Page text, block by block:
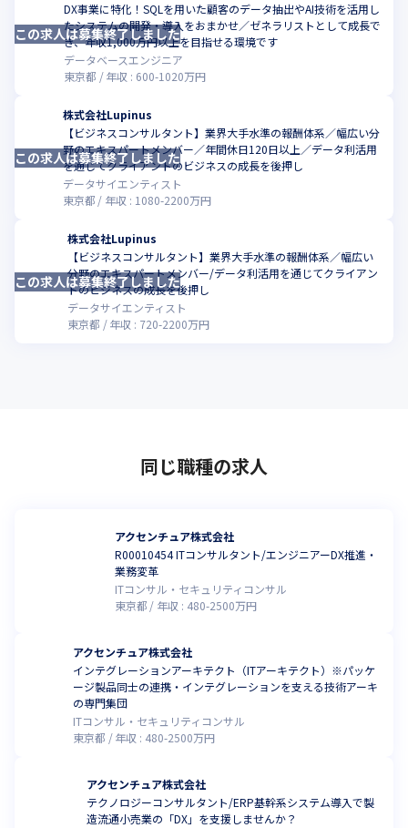
DX事業に特化！SQLを用いた顧客のデータ抽出やAI技術を活用し
たシステムの開発・導入をおまかせ／ゼネラリストとして成長で
き、年収1,000万円以上を目指せる環境です
データベースエンジニア
東京都
年収 : 600-1020万円
この求人は募集終了しました
株式会社Lupinus
【ビジネスコンサルタント】業界大手水準の報酬体系／幅広い分
野のエキスパートメンバー／年間休日120日以上／データ利活用
を通じてクライアントのビジネスの成長を後押し
データサイエンティスト
東京都
年収 : 1080-2200万円
この求人は募集終了しました
株式会社Lupinus
【ビジネスコンサルタント】業界大手水準の報酬体系／幅広い
分野のエキスパートメンバー/データ利活用を通じてクライアン
トのビジネスの成長を後押し
データサイエンティスト
東京都
年収 : 720-2200万円
この求人は募集終了しました
同じ職種の求人
アクセンチュア株式会社
R00010454 ITコンサルタント/エンジニアーDX推進・
業務変革
ITコンサル・セキュリティコンサル
東京都
年収 : 480-2500万円
アクセンチュア株式会社
インテグレーションアーキテクト（ITアーキテクト）※パッケ
ージ製品同士の連携・インテグレーションを支える技術アーキ
の専門集団
ITコンサル・セキュリティコンサル
東京都
年収 : 480-2500万円
アクセンチュア株式会社
テクノロジーコンサルタント/ERP基幹系システム導入で製
造流通小売業の「DX」を支援しませんか？